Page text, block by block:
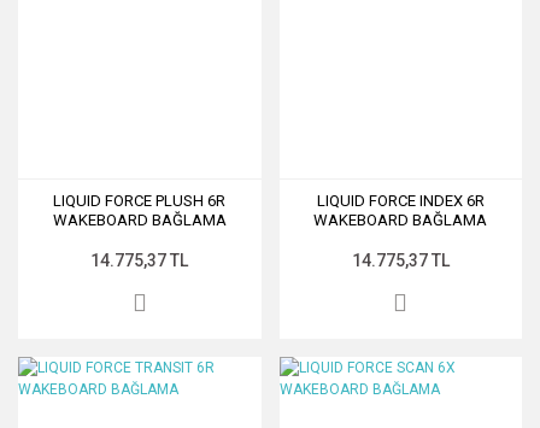
LIQUID FORCE PLUSH 6R
WAKEBOARD BAĞLAMA
14.775,37 TL
LIQUID FORCE INDEX 6R
WAKEBOARD BAĞLAMA
14.775,37 TL